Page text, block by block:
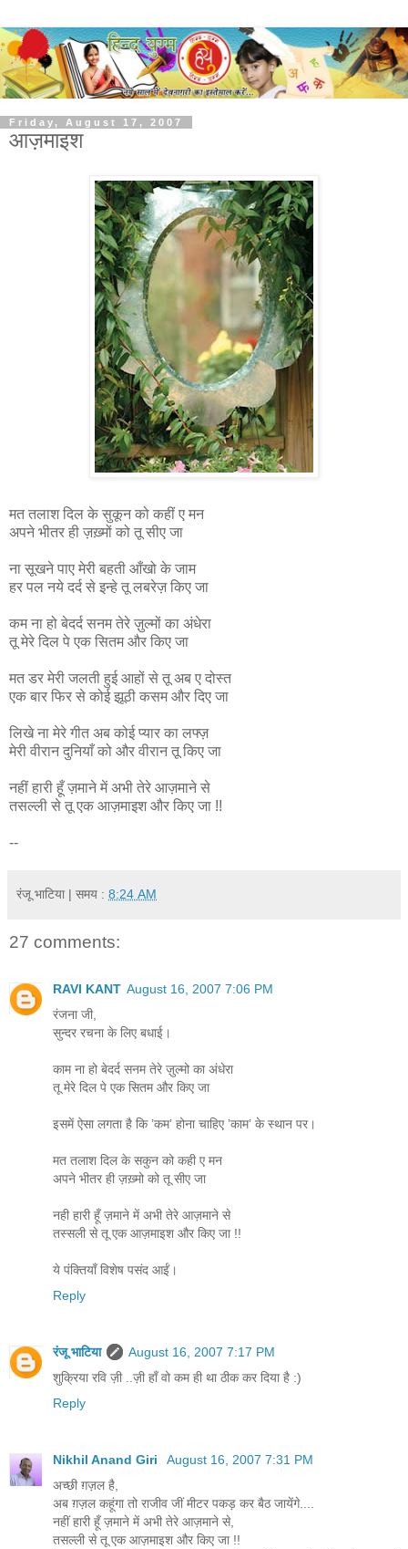
Friday, August 17, 2007
आज़माइश
मत तलाश दिल के सुकूनको कहीं ए मन
अपने भीतर ही ज़ख़्मों को तू सीए जा
ना सूखने पाए मेरी बहती आँखो के जाम
हर पल नये दर्द से इन्हे तू लबरेज़ किए जा
कम ना हो बेदर्द सनम तेरे ज़ुल्मों का अंधेरा
तू मेरे दिल पे एक सितम और किए जा
मत डर मेरी जलती हुई आहों से तू अब ए दोस्त
एक बार फिर से कोई झूठी कसम और दिए जा
लिखे ना मेरे गीत अब कोई प्यार का लफ्ज़
मेरी वीरानदुनियाँको और वीरानतू किए जा
नहीं हारी हूँ ज़माने में अभी तेरे आज़माने से
तसल्ली से तू एक आज़माइश और किए जा !!
--
रंजू भाटिया | समय : 8:24 AM
27 comments:
RAVI KANT August 16, 2007 7:06 PM
रंजना जी,
सुन्दर रचना के लिए बधाई।
काम ना हो बेदर्द सनम तेरे ज़ुल्मो का अंधेरा
तू मेरे दिल पे एक सितम और किए जा
इसमें ऐसा लगता है कि ’कम’ होना चाहिए ’काम’ के स्थान पर।
मत तलाश दिल के सकुन को कही ए मन
अपने भीतर ही ज़ख़्मो को तू सीए जा
नही हारी हूँ ज़माने में अभी तेरे आज़माने से
तस्सली से तू एक आज़माइश और किए जा !!
ये पंक्तियाँ विशेष पसंद आईं।
Reply
रंजू भाटिया
August 16, 2007 7:17 PM
शुक्रिया रवि ज़ी ..ज़ी हाँ वो कम ही था ठीक कर दिया है :)
Reply
Nikhil Anand Giri
August 16, 2007 7:31 PM
अच्छी ग़ज़ल है,
अब ग़ज़ल कहूंगा तो राजीव जीं मीटर पकड़ कर बैठ जायेंगे....
नहीं हारी हूँ ज़माने में अभी तेरे आज़माने से,
तसल्ली से तू एक आज़माइश और किए जा !!